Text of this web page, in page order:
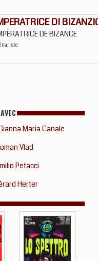
DI
DE BIZANCE
Maria Canale
Vlad
Petacci
Herter